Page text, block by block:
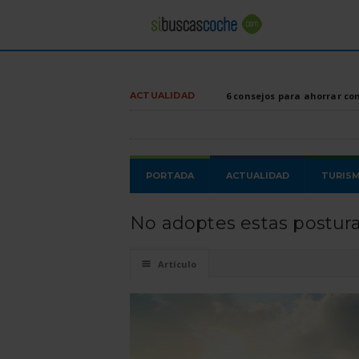
ACTUALIDAD 6 consejos para ahorrar
PORTADA ACTUALIDAD
No adoptes estas
☰ Artículo